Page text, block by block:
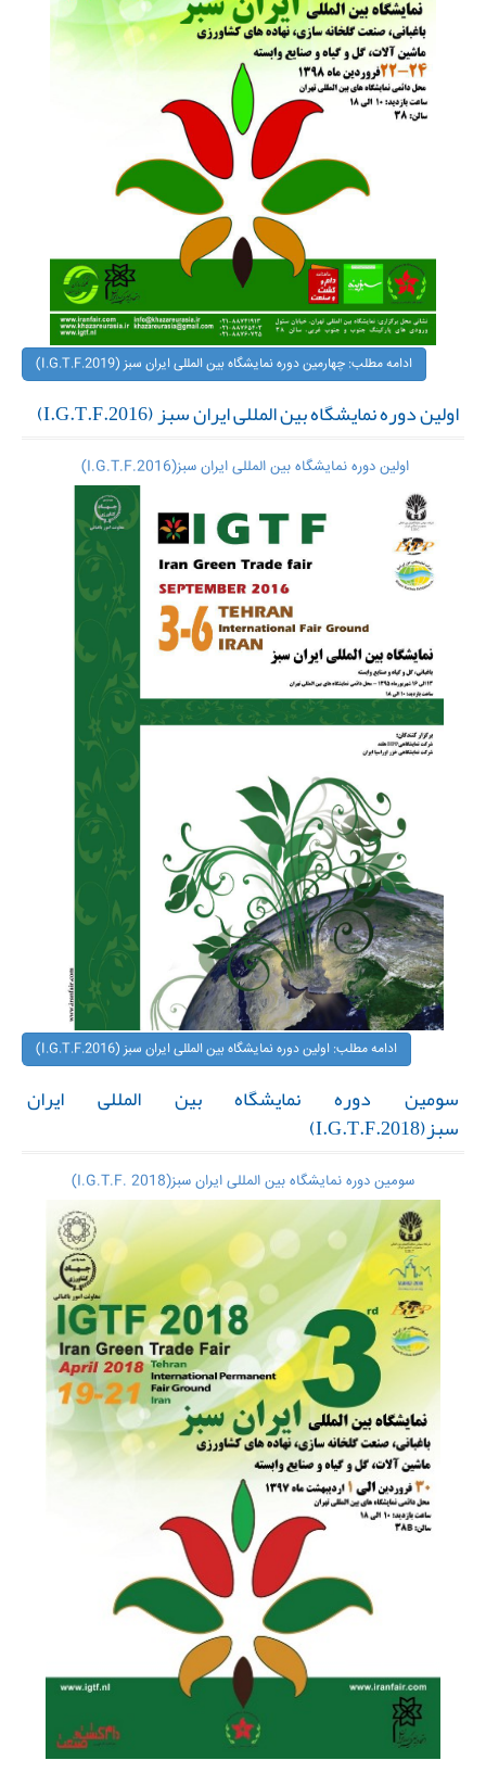
ادامه مطلب: چهارمین دوره نمایشگاه بین المللی ایران سبز (I.G.T.F.2019)
اولین دوره نمایشگاه بین المللی ایران سبز (I.G.T.F.2016)
اولین دوره نمایشگاه بین المللی ایران سبز(I.G.T.F.2016)
ادامه مطلب: اولین دوره نمایشگاه بین المللی ایران سبز (I.G.T.F.2016)
سومین دوره نمایشگاه بین المللی ایران
سبز(I.G.T.F.2018)
سومین دوره نمایشگاه بین المللی ایران سبز(I.G.T.F. 2018)